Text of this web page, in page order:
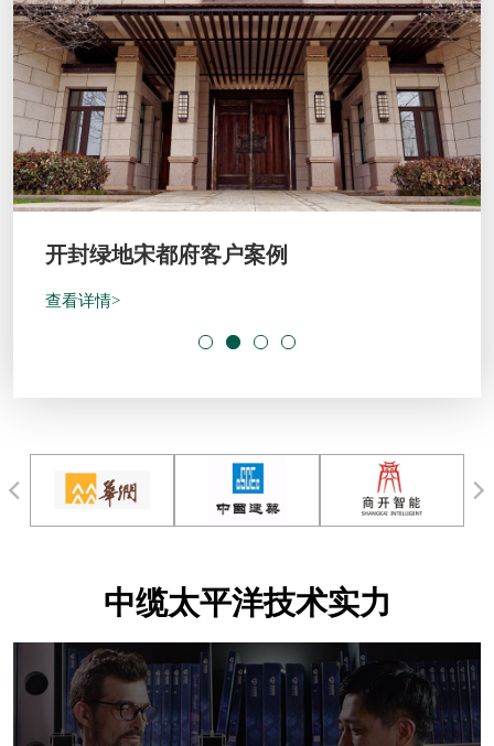
开封绿地宋都府客户案例
查看详情>
中缆太平洋技术实力